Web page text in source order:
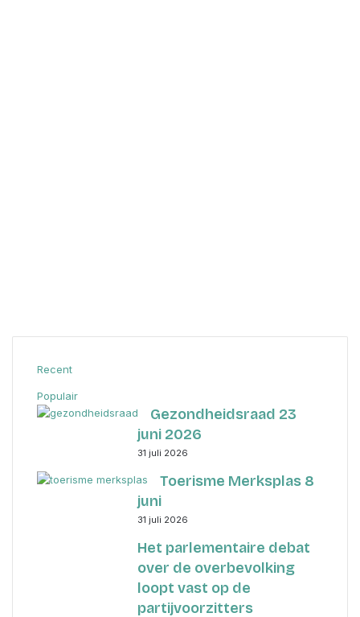
Recent
Populair
Gezondheidsraad 23
juni 2026
31 juli 2026
Toerisme Merksplas 8
juni
31 juli 2026
Het parlementaire debat
over de overbevolking
loopt vast op de
partijvoorzitters